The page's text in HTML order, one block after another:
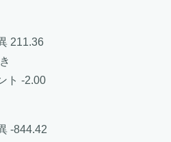
211.36
ト -2.00
-844.42